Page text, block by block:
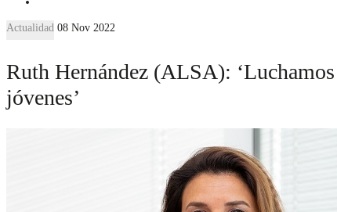
Actualidad 08 Nov 2022
Ruth Hernández (ALSA):
jóvenes’